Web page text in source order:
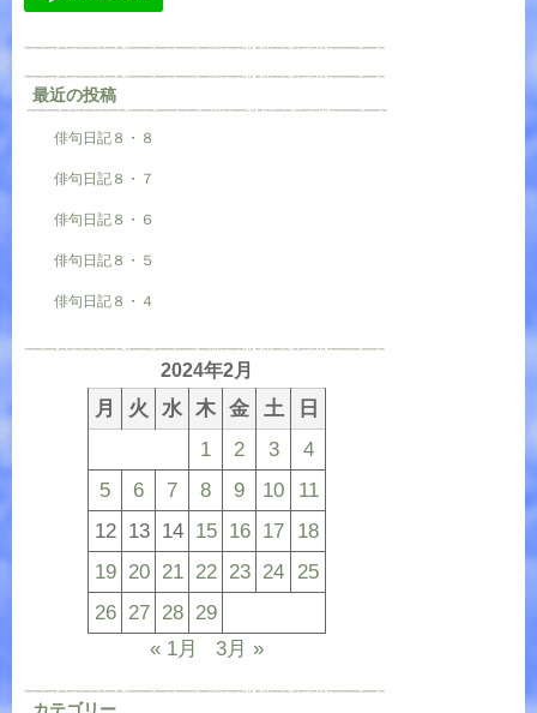
最近の投稿
俳句日記８・８
俳句日記８・７
俳句日記８・６
俳句日記８・５
俳句日記８・４
2024年2月
月 火 水 木 金 土
日
1
2 3
4
5
6 7 8 9 10
11
12 13 14 15 16 17 18
19 20 21 22 23 24 25
26 27 28 29
« 1月
3月 »